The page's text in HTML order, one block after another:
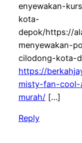
enyewakan-
kota-
depok/https://
menyewakan-
cilodong-kota-
https://
misty-fan-cool-
murah/[…]
Reply